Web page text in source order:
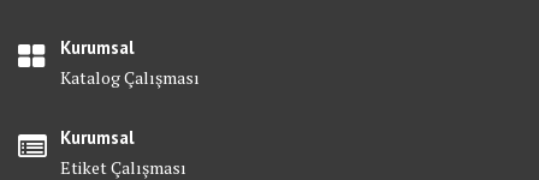
Kurumsal
Katalog Çalışması
Kurumsal
Etiket Çalışması